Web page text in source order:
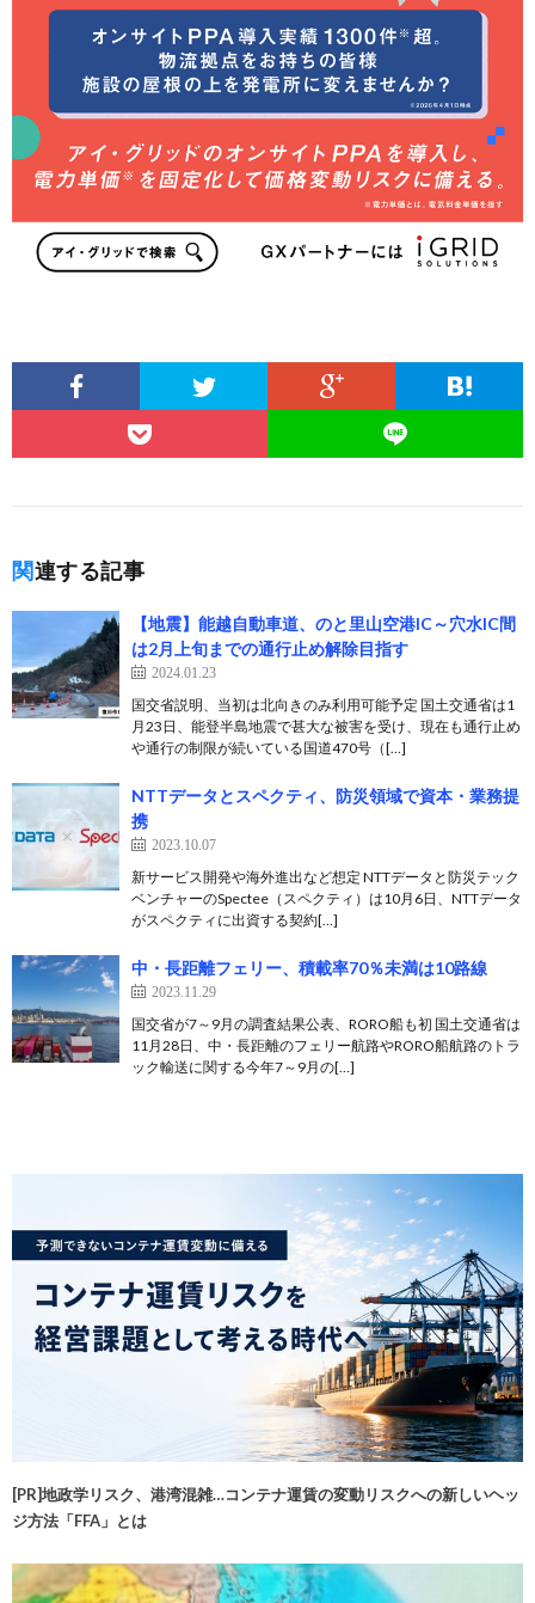
関連する記事
【地震】能越自動車道、のと里山空港IC～穴水IC間
は2月上旬までの通行止め解除目指す
2024.01.23
国交省説明、当初は北向きのみ利用可能予定 国土交通省は1
月23日、能登半島地震で甚大な被害を受け、現在も通行止め
や通行の制限が続いている国道470号（[…]
NTTデータとスペクティ、防災領域で資本・業務提
携
2023.10.07
新サービス開発や海外進出など想定 NTTデータと防災テック
ベンチャーのSpectee（スペクティ）は10月6日、NTTデータ
がスペクティに出資する契約[…]
中・長距離フェリー、積載率70％未満は10路線
2023.11.29
国交省が7～9月の調査結果公表、RORO船も初 国土交通省は
11月28日、中・長距離のフェリー航路やRORO船航路のトラ
ック輸送に関する今年7～9月の[…]
[PR]地政学リスク、港湾混雑…コンテナ運賃の変動リスクへの新しいヘッ
ジ方法「FFA」とは